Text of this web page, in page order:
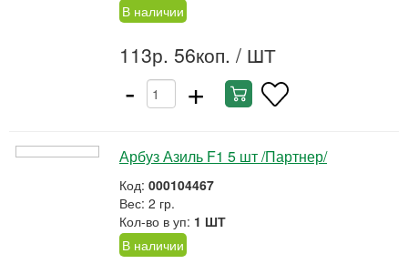
В наличии
113р. 56коп. / ШТ
- +
Арбуз Азиль F1 5 шт /Партнер/
Код: 000104467
Вес: 2 гр.
Кол-во в уп: 1 ШТ
В наличии